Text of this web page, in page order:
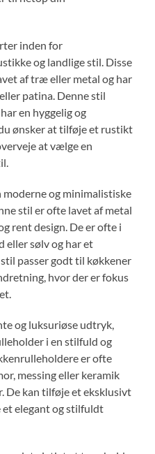
inden for
og landlige stil. Disse
af træ eller metal og har
patina. Denne stil
en hyggelig og
ønsker at tilføje et rustikt
at vælge en
og minimalistiske
stil er ofte lavet af metal
rent design. De er ofte i
eller sølv og har et
passer godt til køkkener
hvor der er fokus
og luksuriøse udtryk,
i en stilfuld og
er ofte
messing eller keramik
De kan tilføje et eksklusivt
elegant og stilfuldt